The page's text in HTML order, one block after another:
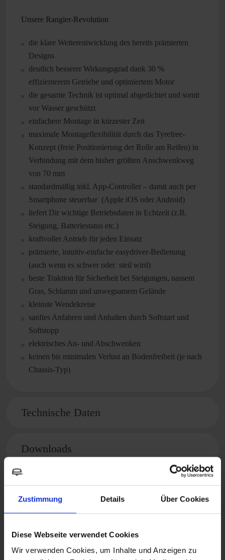
Zustimmung Details Über Cookies
Diese Webseite verwendet Cookies
Wir verwenden Cookies, um Inhalte und Anzeigen zu
Unsere Rangier-Revolution
die klare Weiterentwicklung des bereits prämierten
Designs
deutlich besserer Wirkungsgrad dank 30 %
effizienterem Getriebe und optimiertem Motor
die gesamte Technik ist optimal abgedichtet und somit
vor Wasser geschützt
einfachere Montage in kürzester Zeit
maximale Montageflexibilität durch das Tyrefree-
Konzept (freie Positionierung der Rolle am Reifen) in
Verbindung mit dem bisher größten Anschwenkweg
von 70 mm
standardmäßig inkl. App-Controller – damit auch per
Smartphone steuerbar (Apple iOS oder Android)
liefert Dir wichtige Betriebsdaten in Echtzeit (z.B.
Steigung, Batteriestatus etc.)
kraftvoller Antrieb für jeden Einsatz
prämierte, intuitiv-einfache easydriver-Bedienung
(auch wenn es schwer oder steil wird)
beste Traktion für Sicherheit bei Steigungen, nassem
Gras, Schlamm und unwegsamem Gelände
kleinste Wendekreise
sanftes Anfahren und Anhalten durch Softstart und
Softstopp
elektrisches An- und Abschwenken
keinen bis minimalen Verlust an Bodenfreiheit (je nach
Chassis-Typ)
Technische Daten
Downloads
Passendes Zubehör